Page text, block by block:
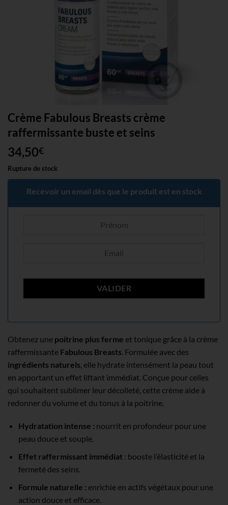
Crème Fabulous Breasts crème
raffermissante buste et seins
34,50€
Rupture de stock
Recevoir un email dès que le produit est en stock
Obtenez une poitrine plus ferme et tonique grâce à la crème
raffermissante Fabulous Breasts . Formulée avec des
ingrédients naturels , elle hydrate intensément la peau tout
en apportant un effet liftant immédiat. Conçue pour celles
qui souhaitent sublimer leur décolleté, cette crème aide à
redonner du volume et du tonus à la poitrine.
Hydratation intense : nourrit en profondeur pour une
peau douce et souple.
Effet raffermissant immédiat: booste l’élasticité et la
fermeté des seins.
Formule naturelle : enrichie en actifs végétaux pour une
action douce et efficace.